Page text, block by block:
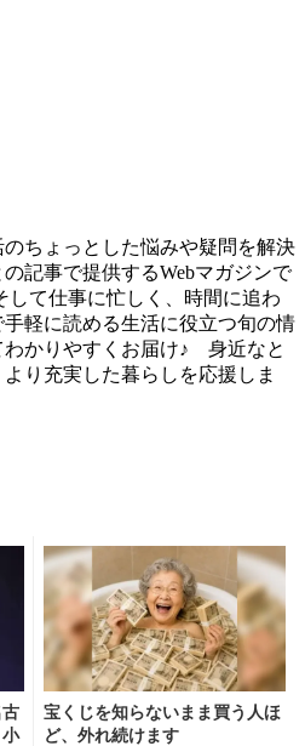
のちょっとした悩みや疑問を解決
記事で提供するWebマガジンで
して仕事に忙しく、時間に追わ
軽に読める生活に役立つ旬の情
わかりやすくお届け♪ 身近なと
り充実した暮らしを応援しま
宝くじを知らないまま買う人ほ
ど、外れ続けます